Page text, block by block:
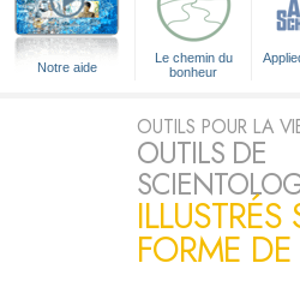
Notre aide
Le chemin du
bonheur
OUTILS POUR LA
OUTILS DE
ILLUSTRÉS
FORME